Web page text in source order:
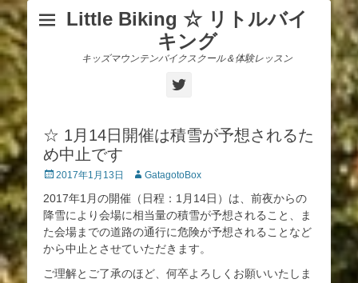
Little Biking ☆ リトルバイ
キング
キッズマウンテンバイクスクール＆体験レッスン
☆ 1月14日開催は積雪が予想されるた
め中止です
投
日
2017年1月13日
投
者
GatagotoBox
2017年1月の開催（日程：1月14日）は、前夜からの
降雪により会場に相当量の積雪が予想されること、ま
た会場までの道路の通行に危険が予想されることなど
から中止とさせていただきます。
ご理解とご了承のほど、何卒よろしくお願いいたしま